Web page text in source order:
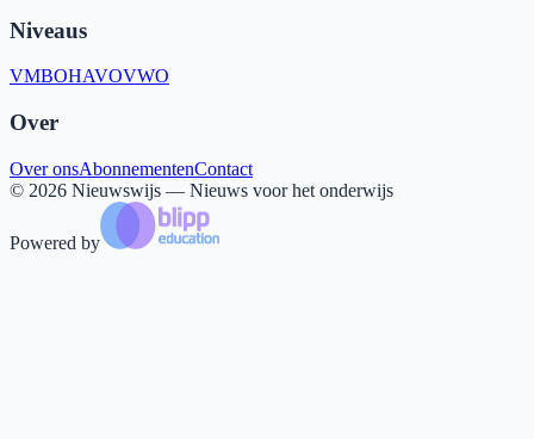
Niveaus
VMBOHAVOVWO
Over
Over onsAbonnementenContact
© 2026 Nieuwswijs — Nieuws voor het onderwijs
Powered by